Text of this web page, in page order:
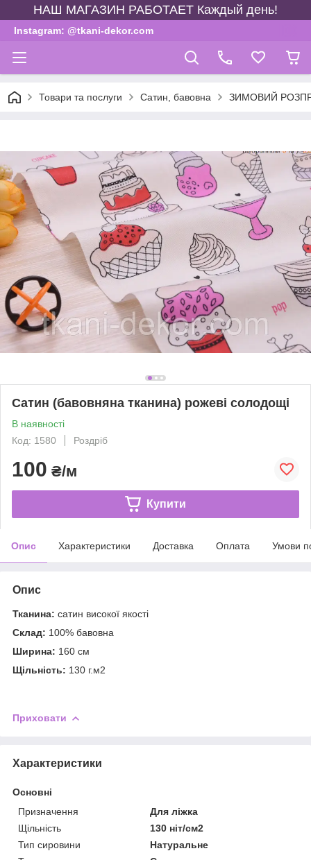
НАШ МАГАЗИН РАБОТАЕТ Каждый день!
Instagram: @tkani-dekor.com
Товари та послуги Сатин, бавовна ЗИМОВИЙ
Сатин (бавовняна тканина) рожеві солодощі
В наявності
Код: 1580
Роздріб
100 ₴/м
Купити
Опис Характеристики Доставка Оплата Умови
Опис
Тканина: сатин високої якості
Склад: 100% бавовна
Ширина: 160 см
Щільність: 130 г.м2
Приховати
Характеристики
Основні
Призначення
Для ліжка
Щільність
130 ніт/см2
Тип сировини
Натуральне